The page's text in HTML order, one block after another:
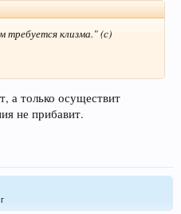
требуется клизма." (с)
а только осуществит
не прибавит.